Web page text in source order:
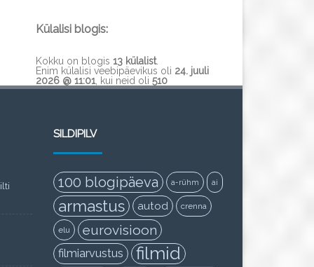
Külalisi blogis:
Kokku on blogis 13 külalist.
Enim külalisi veebipäevikus oli 24. juuli
2026 @ 11:01 , kui neid oli 510
SILDIPILV
100 blogipäeva a-rühm ai
armastus autod crenna
elu eurovisioon
filmiarvustus filmid